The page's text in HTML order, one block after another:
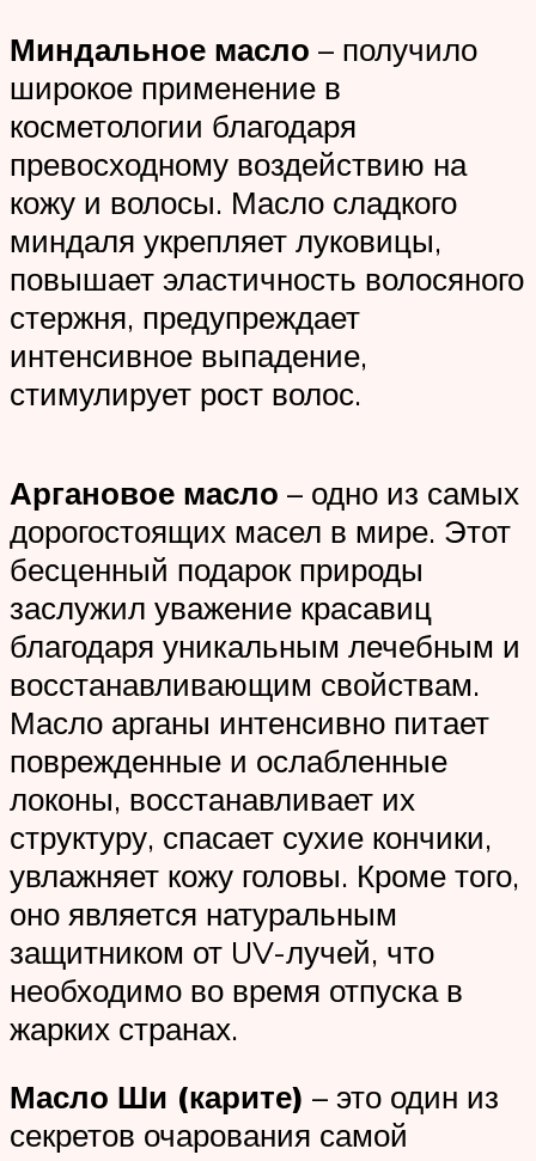
Миндальное масло – получило
широкое применение в
косметологии благодаря
превосходному воздействию на
кожу и волосы. Масло сладкого
миндаля укрепляет луковицы,
повышает эластичность волосяного
стержня, предупреждает
интенсивное выпадение,
стимулирует рост волос.
Аргановое масло – одно из самых
дорогостоящих масел в мире. Этот
бесценный подарок природы
заслужил уважение красавиц
благодаря уникальным лечебным и
восстанавливающим свойствам.
Масло арганы интенсивно питает
поврежденные и ослабленные
локоны, восстанавливает их
структуру, спасает сухие кончики,
увлажняет кожу головы. Кроме того,
оно является натуральным
защитником от UV-лучей, что
необходимо во время отпуска в
жарких странах.
Масло Ши (карите) – это один из
секретов очарования самой